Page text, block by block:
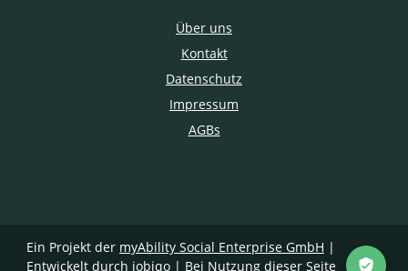
Über uns
Kontakt
Datenschutz
Impressum
AGBs
Ein Projekt der myAbility Social Enterprise GmbH |
Entwickelt durch jobiqo | Bei Nutzung dieser Seite